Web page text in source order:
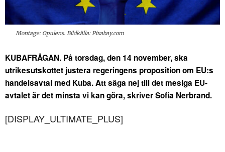
Montage: Opulens. Bildkälla: Pixabay.com
KUBAFRÅGAN. På torsdag, den 14 november, ska
utrikesutskottet justera regeringens proposition om EU:s
handelsavtal med Kuba.Att säga nej till det mesiga EU-
avtalet är det minsta vi kan göra, skriver Sofia Nerbrand.
[DISPLAY_ULTIMATE_PLUS]